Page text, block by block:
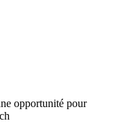
opportunité pour